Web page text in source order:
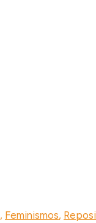
, Feminismos,